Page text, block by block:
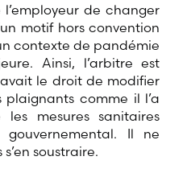
de changer
motif hors convention
contexte de pandémie
Ainsi, l’arbitre est
avait le droit de modifier
comme il l’a
mesures sanitaires
Il ne
soustraire.